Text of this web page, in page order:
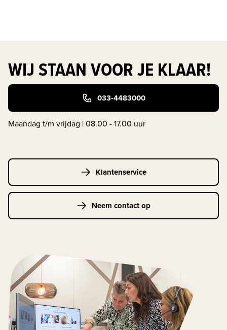
WIJ STAAN VOOR JE KLAAR!
033-4483000
Maandag t/m vrijdag | 08.00 - 17.00 uur
Klantenservice
Neem contact op